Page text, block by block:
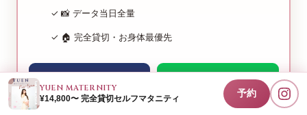
✓ 📸 データ当日全量
✓ 🏠 完全貸切・お身体最優先
LINEで相談
YUEN MATERNITY
¥14,800〜 完全貸切セルフマタニティ 予約